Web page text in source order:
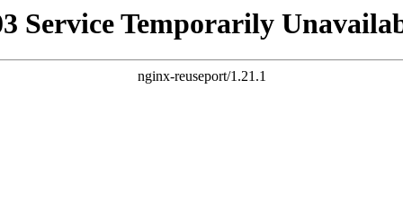
Service Temporarily
nginx-reuseport/1.21.1